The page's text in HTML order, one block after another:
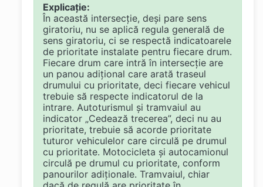
Explicație:
În această intersecție, deși pare sens
giratoriu, nu se aplică regula generală de
sens giratoriu, ci se respectă indicatoarele
de prioritate instalate pentru fiecare drum.
Fiecare drum care intră în intersecție are
un panou adițional care arată traseul
drumului cu prioritate, deci fiecare vehicul
trebuie să respecte indicatorul de la
intrare. Autoturismul și tramvaiul au
indicator „Cedează trecerea”, deci nu au
prioritate, trebuie să acorde prioritate
tuturor vehiculelor care circulă pe drumul
cu prioritate. Motocicleta și autocamionul
circulă pe drumul cu prioritate, conform
panourilor adiționale. Tramvaiul, chiar